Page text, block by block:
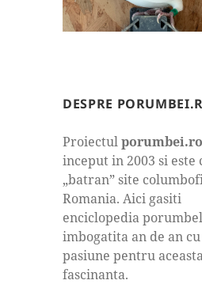
DESPRE
Proiectulporumbei.ro
inceput in 2003 si este
„batran” site
Romania. Aici gasiti
enciclopedia
imbogatita an de an
pasiune pentru
fascinanta.